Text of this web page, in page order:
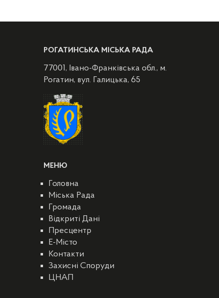
РОГАТИНСЬКА МІСЬКА РАДА
77001, Івано-Франківська обл., м.
Рогатин, вул. Галицька, 65
МЕНЮ
Головна
Міська Рада
Громада
Відкриті Дані
Пресцентр
E-Місто
Контакти
Захисні Споруди
ЦНАП